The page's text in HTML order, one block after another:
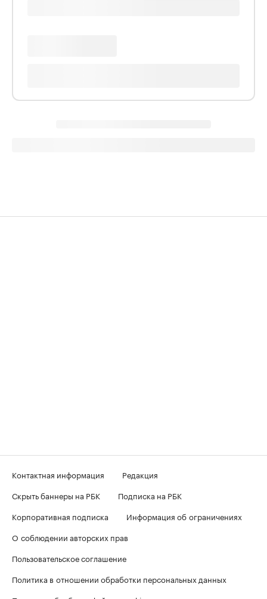
Контактная информация
Редакция
Скрыть баннеры на РБК
Подписка на РБК
Корпоративная подписка
Информация об ограничениях
О соблюдении авторских прав
Пользовательское соглашение
Политика в отношении обработки персональных данных